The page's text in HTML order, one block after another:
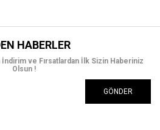
HABERLER
ve Fırsatlardan İlk Sizin Haberiniz
Olsun !
GÖNDER